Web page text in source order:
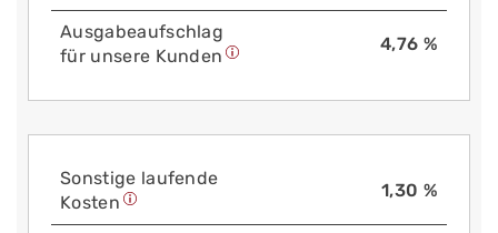
Aus­gabe­auf­schlag
für unsere Kunden
4,76 %
Sonstige laufende
Kosten
1,30 %